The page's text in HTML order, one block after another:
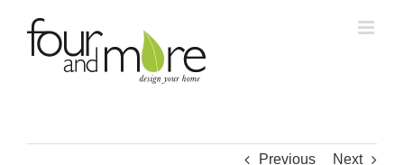
content
Previous Next